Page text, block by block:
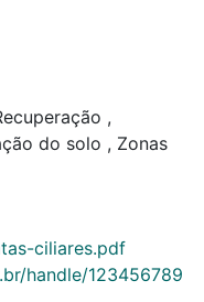
,
do solo , Zonas
ciliares.pdf
handle/123456789